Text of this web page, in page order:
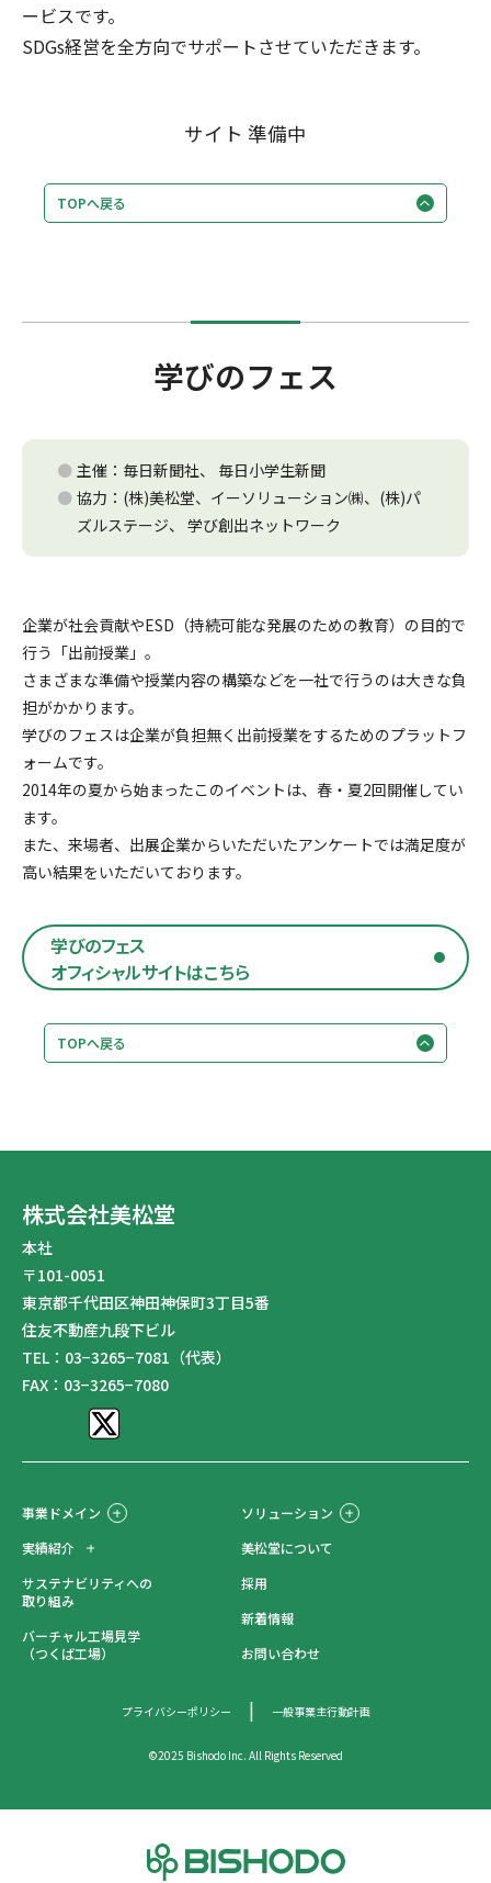
ービスです。
SDGs経営を全方向でサポートさせていただきます。
サイト 準備中
TOPへ戻る
学びのフェス
主催：毎日新聞社、 毎日小学生新聞
協力：(株)美松堂、イーソリューション㈱、(株)パ
ズルステージ、 学び創出ネットワーク
企業が社会貢献やESD（持続可能な発展のための教育）の目的で
行う「出前授業」。
さまざまな準備や授業内容の構築などを一社で行うのは大きな負
担がかかります。
学びのフェスは企業が負担無く出前授業をするためのプラットフ
ォームです。
2014年の夏から始まったこのイベントは、春・夏2回開催してい
ます。
また、来場者、出展企業からいただいたアンケートでは満足度が
高い結果をいただいております。
学びのフェス
オフィシャルサイトはこちら
TOPへ戻る
株式会社美松堂
本社
〒101-0051
東京都千代田区神田神保町3丁目5番
住友不動産九段下ビル
TEL：03−3265−7081（代表）
FAX：03−3265−7080
事業ドメイン
実績紹介
サステナビリティへの
取り組み
バーチャル工場見学
（つくば工場）
ソリューション
美松堂について
採用
新着情報
お問い合わせ
プライバシーポリシー 一般事業主行動計画
©2025 Bishodo Inc. All Rights Reserved